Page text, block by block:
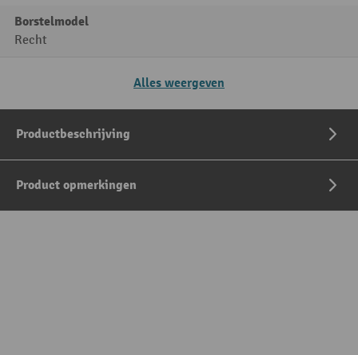
Borstelmodel
Recht
Alles weergeven
Productbeschrijving
Product opmerkingen